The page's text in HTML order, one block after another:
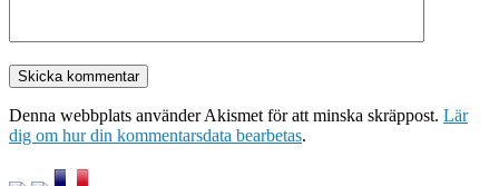
Denna webbplats använder Akismet för att minska skräppost. Lär
dig om hur din kommentarsdata bearbetas.